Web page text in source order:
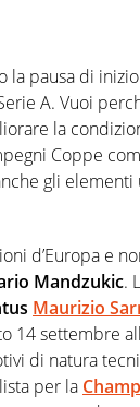
la pausa di
A. Vuoi
la
Coppe
gli
d’Europa e
Mandzukic.
Maurizio
14 settembre
di natura
per la